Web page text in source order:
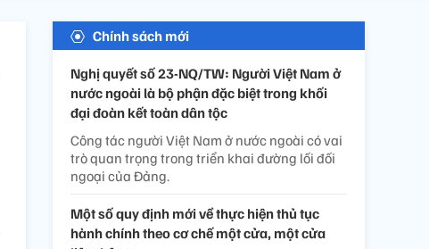
Chính sách mới
Nghị quyết số 23-NQ/TW: Người Việt Nam ở
nước ngoài là bộ phận đặc biệt trong khối
đại đoàn kết toàn dân tộc
Công tác người Việt Nam ở nước ngoài có vai
trò quan trọng trong triển khai đường lối đối
ngoại của Đảng.
Một số quy định mới về thực hiện thủ tục
hành chính theo cơ chế một cửa, một cửa